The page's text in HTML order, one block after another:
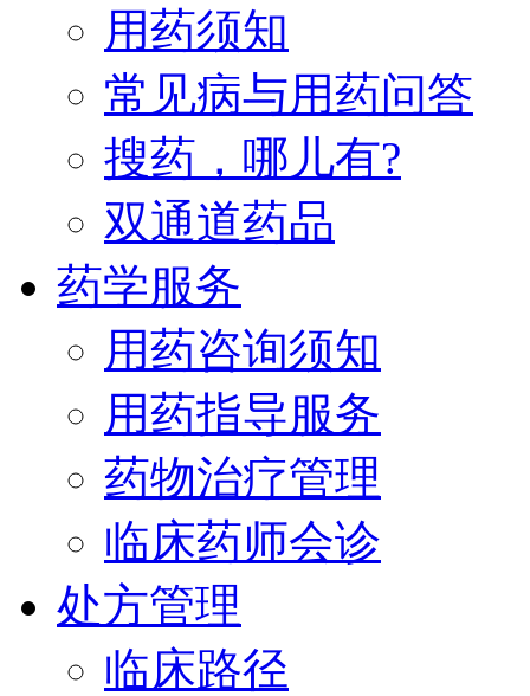
用药须知
常见病与用药问答
搜药，哪儿有?
双通道药品
药学服务
用药咨询须知
用药指导服务
药物治疗管理
临床药师会诊
处方管理
临床路径